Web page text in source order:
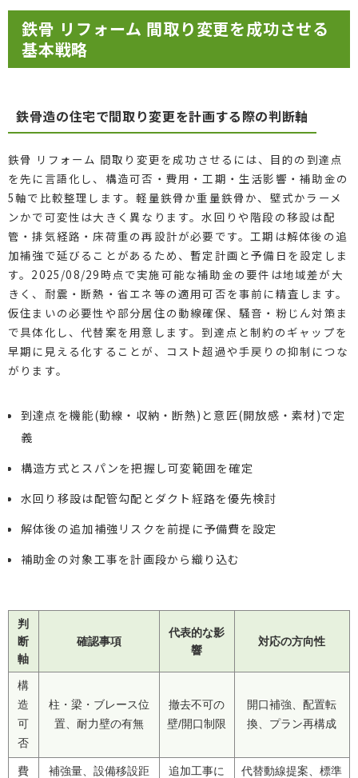
鉄骨 リフォーム 間取り変更を成功させる
基本戦略
鉄骨造の住宅で間取り変更を計画する際の判断軸
鉄骨 リフォーム 間取り変更を成功させるには、目的の到達点
を先に言語化し、構造可否・費用・工期・生活影響・補助金の
5軸で比較整理します。軽量鉄骨か重量鉄骨か、壁式かラーメ
ンかで可変性は大きく異なります。水回りや階段の移設は配
管・排気経路・床荷重の再設計が必要です。工期は解体後の追
加補強で延びることがあるため、暫定計画と予備日を設定しま
す。2025/08/29時点で実施可能な補助金の要件は地域差が大
きく、耐震・断熱・省エネ等の適用可否を事前に精査します。
仮住まいの必要性や部分居住の動線確保、騒音・粉じん対策ま
で具体化し、代替案を用意します。到達点と制約のギャップを
早期に見える化することが、コスト超過や手戻りの抑制につな
がります。
到達点を機能(動線・収納・断熱)と意匠(開放感・素材)で定
義
構造方式とスパンを把握し可変範囲を確定
水回り移設は配管勾配とダクト経路を優先検討
解体後の追加補強リスクを前提に予備費を設定
補助金の対象工事を計画段から織り込む
判
断
軸
確認事項
代表的な影
響
対応の方向性
構
造
可
否
柱・梁・ブレース位
置、耐力壁の有無
撤去不可の
壁/開口制限
開口補強、配置転
換、プラン再構成
費
補強量、設備移設距
追加工事に
代替動線提案、標準